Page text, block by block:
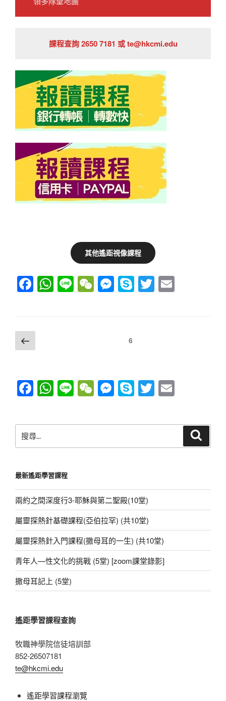
課程查詢 2650 7181 或 te@hkcmi.edu
其他遙距視像課程
F
a
e
b
o
k
W
h
p
Li
n
W
e
M
e
er
S
ky
T
wi
文
章
覽
上
一
頁次6
F
c
e
b
o
o
k
W
at
A
p
p
Li
e
W
C
at
M
ss
n
er
S
p
T
tt ail
尋
字:
最新遙距學習課程
兩約之間深度行3-耶穌與第二聖殿(10堂)
屬靈探熱針基礎課程(亞伯拉罕) (共10堂)
屬靈探熱針入門課程(撒母耳的一生) (共10堂)
青年人—性文化的挑戰 (5堂) [zoom課堂錄影]
撒母耳記上 (5堂)
遙距學習課程查詢
牧職神學院信徒培訓部
852-26507181
te@hkcmi.edu
遙距學習課程瀏覽